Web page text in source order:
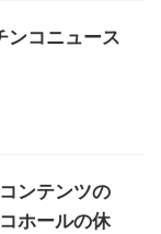
コニュース
ンテンツの
ホールの休